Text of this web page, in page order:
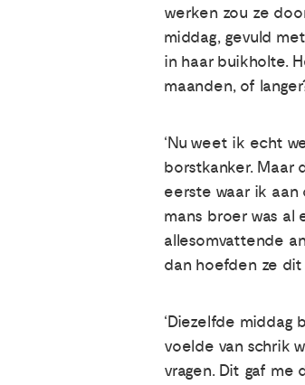
werken zou ze
middag, gevuld
in haar buikholte.
maanden, of
‘Nu weet ik echt
borstkanker. Maar
eerste waar ik aan
mans broer was al
allesomvattende
dan hoefden ze
‘Diezelfde
voelde van schrik
vragen. Dit gaf me